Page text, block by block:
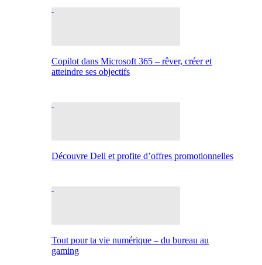
Copilot dans Microsoft 365 – rêver, créer et
atteindre ses objectifs
Découvre Dell et profite d’offres promotionnelles
Tout pour ta vie numérique – du bureau au
gaming